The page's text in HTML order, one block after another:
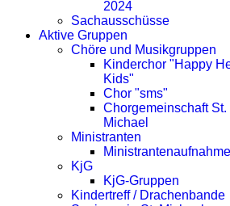
2024
Sachausschüsse
Aktive Gruppen
Chöre und Musikgruppen
Kinderchor "Happy
Kids"
Chor "sms"
Chorgemeinschaft St.
Michael
Ministranten
Ministrantenaufnahme
KjG
KjG-Gruppen
Kindertreff / Drachenbande